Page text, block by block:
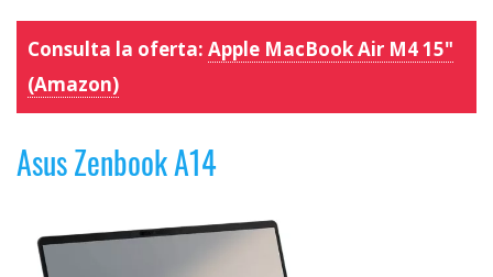
Consulta la oferta: Apple MacBook Air M4 15"
(Amazon)
Asus Zenbook A14